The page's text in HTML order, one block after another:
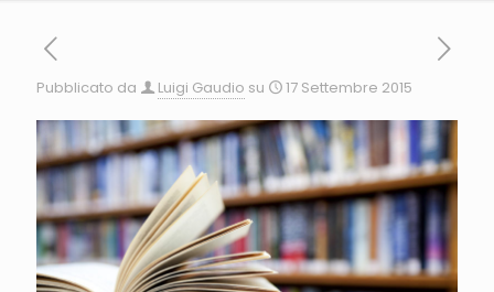
Pubblicato da Luigi Gaudio su 17 Settembre 2015